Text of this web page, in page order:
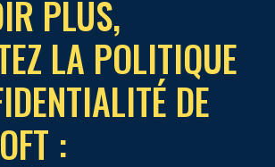
PLUS,
LA POLITIQUE
DE
: